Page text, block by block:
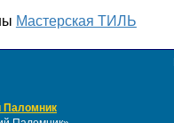
Мастерская ТИЛЬ
Паломник